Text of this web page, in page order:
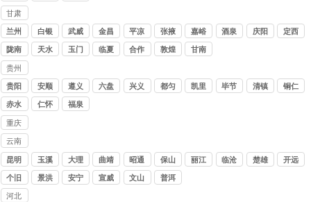
甘肃
讨债
公司
兰州 白银 武威 金昌 平凉 张掖
嘉峪
关
酒泉 庆阳 定西
陇南 天水 玉门 临夏 合作 敦煌 甘南
贵州
讨债
公司
贵阳 安顺 遵义
六盘
兴义 都匀 凯里 毕节 清镇 铜仁
赤水 仁怀 福泉
重庆
讨债
公司
云南
讨债
公司
昆明 玉溪 大理 曲靖 昭通 保山 丽江 临沧 楚雄 开远
个旧 景洪 安宁 宣威 文山 普洱
河北